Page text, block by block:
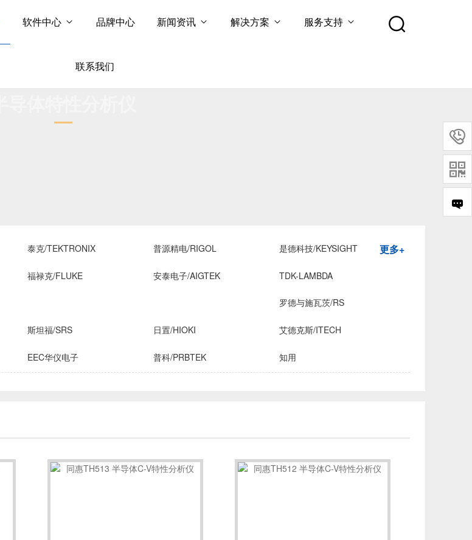
软件中心 品牌中心 新闻资讯 解决方案 服务支持
联系我们
泰克/TEKTRONIX 普源精电/RIGOL 是德科技/KEYSIGHT
福禄克/FLUKE 安泰电子/AIGTEK TDK-LAMBDA
罗德与施瓦茨/RS
斯坦福/SRS 日置/HIOKI 艾德克斯/ITECH
EEC华仪电子 普科/PRBTEK 知用
稳科/WAYNE KERR
更多+

